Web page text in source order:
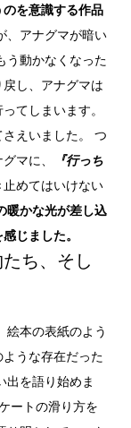
を意識する作品
、アナグマが暗い
う動かなくなった
し、アナグマは
てしまいます。
えいました。 つ
マに、
『行っち
めてはいけない
暖かな光が差し込
じました。
ち、そし
絵本の表紙のよう
うな存在だった
出を語り始めま
ートの滑り方を